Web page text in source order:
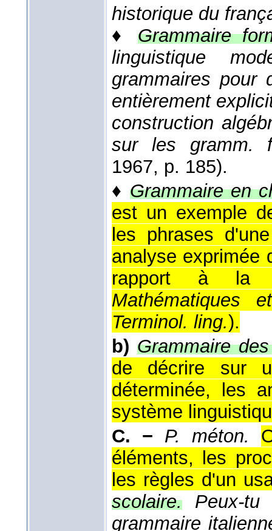
historique du
♦ Grammaire
linguistique
grammaires pour
entièrement
construction
sur les gramm.
1967, p. 185).
♦Grammaire en
est un exemple
les phrases
analyse exprimée
rapport à la
Mathématiques
Terminol. ling.).
b) Grammaire
de décrire sur
déterminée, les
système
C. − P. méton.
éléments, les
les règles d'un
scolaire.
Peux-
grammaire